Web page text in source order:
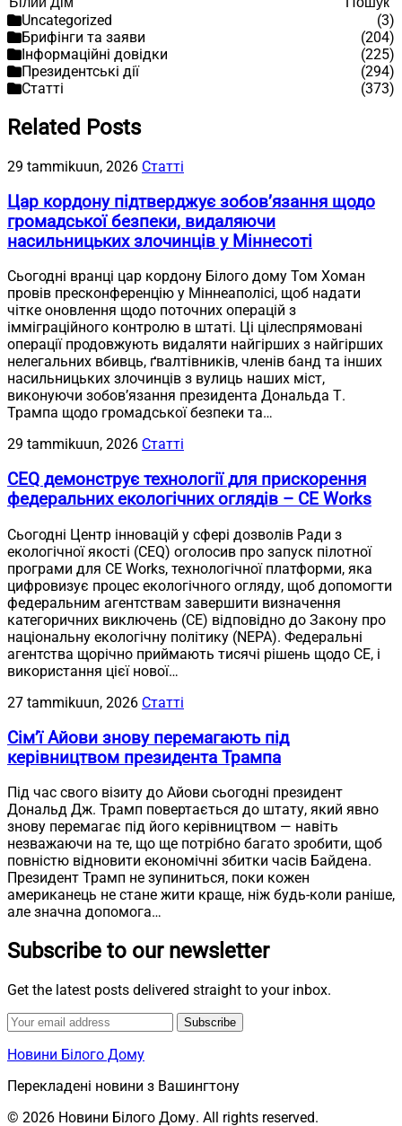
Uncategorized
(3)
Брифінги та заяви
(204)
Інформаційні довідки
(225)
Президентські дії
(294)
Статті
(373)
Related Posts
29 tammikuun, 2026 Статті
Цар кордону підтверджує зобов’язання щодо
громадської безпеки, видаляючи
насильницьких злочинців у Міннесоті
Сьогодні вранці цар кордону Білого дому Том Хоман
провів пресконференцію у Міннеаполісі, щоб надати
чітке оновлення щодо поточних операцій з
імміграційного контролю в штаті. Ці цілеспрямовані
операції продовжують видаляти найгірших з найгірших
нелегальних вбивць, ґвалтівників, членів банд та інших
насильницьких злочинців з вулиць наших міст,
виконуючи зобов’язання президента Дональда Т.
Трампа щодо громадської безпеки та…
29 tammikuun, 2026 Статті
CEQ демонструє технології для прискорення
федеральних екологічних оглядів – CE Works
Сьогодні Центр інновацій у сфері дозволів Ради з
екологічної якості (CEQ) оголосив про запуск пілотної
програми для CE Works, технологічної платформи, яка
цифровизує процес екологічного огляду, щоб допомогти
федеральним агентствам завершити визначення
категоричних виключень (CE) відповідно до Закону про
національну екологічну політику (NEPA). Федеральні
агентства щорічно приймають тисячі рішень щодо CE, і
використання цієї нової…
27 tammikuun, 2026 Статті
Сім’ї Айови знову перемагають під
керівництвом президента Трампа
Під час свого візиту до Айови сьогодні президент
Дональд Дж. Трамп повертається до штату, який явно
знову перемагає під його керівництвом — навіть
незважаючи на те, що ще потрібно багато зробити, щоб
повністю відновити економічні збитки часів Байдена.
Президент Трамп не зупиниться, поки кожен
американець не стане жити краще, ніж будь-коли раніше,
але значна допомога…
Subscribe to our newsletter
Get the latest posts delivered straight to your inbox.
Subscribe
Новини Білого Дому
Перекладені новини з Вашингтону
© 2026 Новини Білого Дому. All rights reserved.